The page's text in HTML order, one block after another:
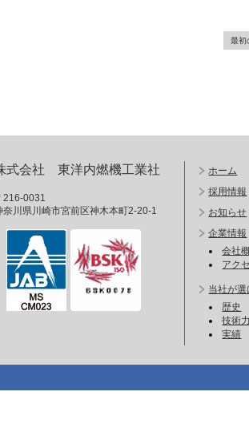
最初
式会社 東洋内燃機工業社
216-0031
奈川県川崎市宮前区神木本町2-20-1
ホーム
採用情報
お知らせ
企業情報
会社
アク
当社が
歴史
技術
実績